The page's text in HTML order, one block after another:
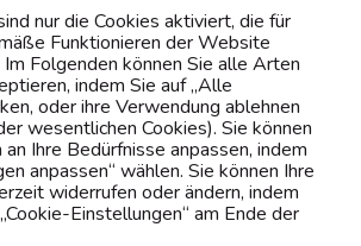
15:00
nur die Cookies aktiviert, die für
Funktionieren der Website
Folgenden können Sie alle Arten
indem Sie auf „Alle
oder ihre Verwendung ablehnen
wesentlichen Cookies). Sie können
Ihre Bedürfnisse anpassen, indem
anpassen“ wählen. Sie können Ihre
widerrufen oder ändern, indem
Einstellungen“ am Ende der